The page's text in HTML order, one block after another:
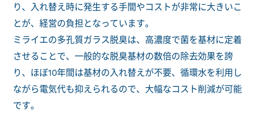
り、入れ替え時に発生する手間やコストが非常に大きいこ
とが、経営の負担となっています。
ミライエの多孔質ガラス脱臭は、高濃度で菌を基材に定着
させることで、一般的な脱臭基材の数倍の除去効果を誇
り、ほぼ10年間は基材の入れ替えが不要、循環水を利用し
ながら電気代も抑えられるので、大幅なコスト削減が可能
です。